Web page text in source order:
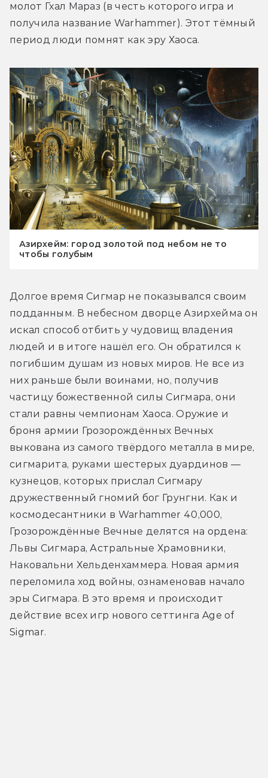
молот Гхал Мараз (в честь которого игра и
получила название Warhammer). Этот тёмный
период люди помнят как эру Хаоса.
Азирхейм: город золотой под небом не то
чтобы голубым
Долгое время Сигмар не показывался своим
подданным. В небесном дворце Азирхейма он
искал способ отбить у чудовищ владения
людей и в итоге нашёл его. Он обратился к
погибшим душам из новых миров. Не все из
них раньше были воинами, но, получив
частицу божественной силы Сигмара, они
стали равны чемпионам Хаоса. Оружие и
броня армии Грозорождённых Вечных
выкована из самого твёрдого металла в мире,
сигмарита, руками шестерых дуардинов —
кузнецов, которых прислал Сигмару
дружественный гномий бог Грунгни. Как и
космодесантники в Warhammer 40,000,
Грозорождённые Вечные делятся на ордена:
Львы Сигмара, Астральные Храмовники,
Наковальни Хельденхаммера. Новая армия
переломила ход войны, ознаменовав начало
эры Сигмара. В это время и происходит
действие всех игр нового сеттинга Age of
Sigmar.